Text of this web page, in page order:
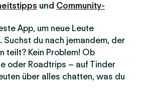
und Community-
App, um neue Leute
Suchst du nach jemandem, der
teilt? Kein Problem! Ob
oder Roadtrips – auf Tinder
über alles chatten, was du